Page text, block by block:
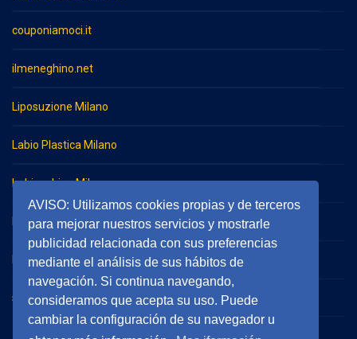
AVISO: Utilizamos cookies propias y de terceros
para mejorar nuestros servicios y mostrarle
publicidad relacionada con sus preferencias
mediante el análisis de sus hábitos de
navegación. Si continua navegando,
consideramos que acepta su uso. Puede
cambiar la configuración de su navegador u
couponiamoci.it
ilmeneghino.net
Liposuzione Milano
Labio Plastica Milano
Imbianchino Milano
Impresa di pulizie Milano
Impresa di pulizie Monza
serramentieinfissimilano.it